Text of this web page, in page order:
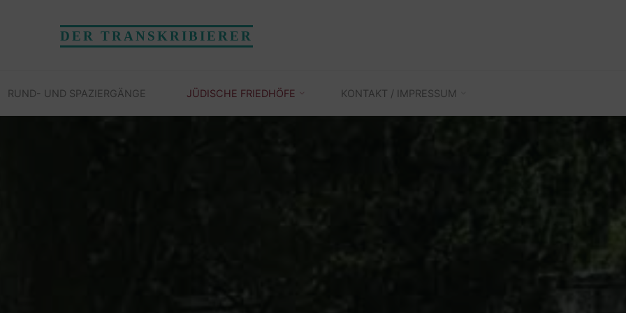
DER TRANSKRIBIERER
RUND- UND SPAZIERGÄNGE JÜDISCHE FRIEDHÖFE KONTAKT / IMPRESSUM